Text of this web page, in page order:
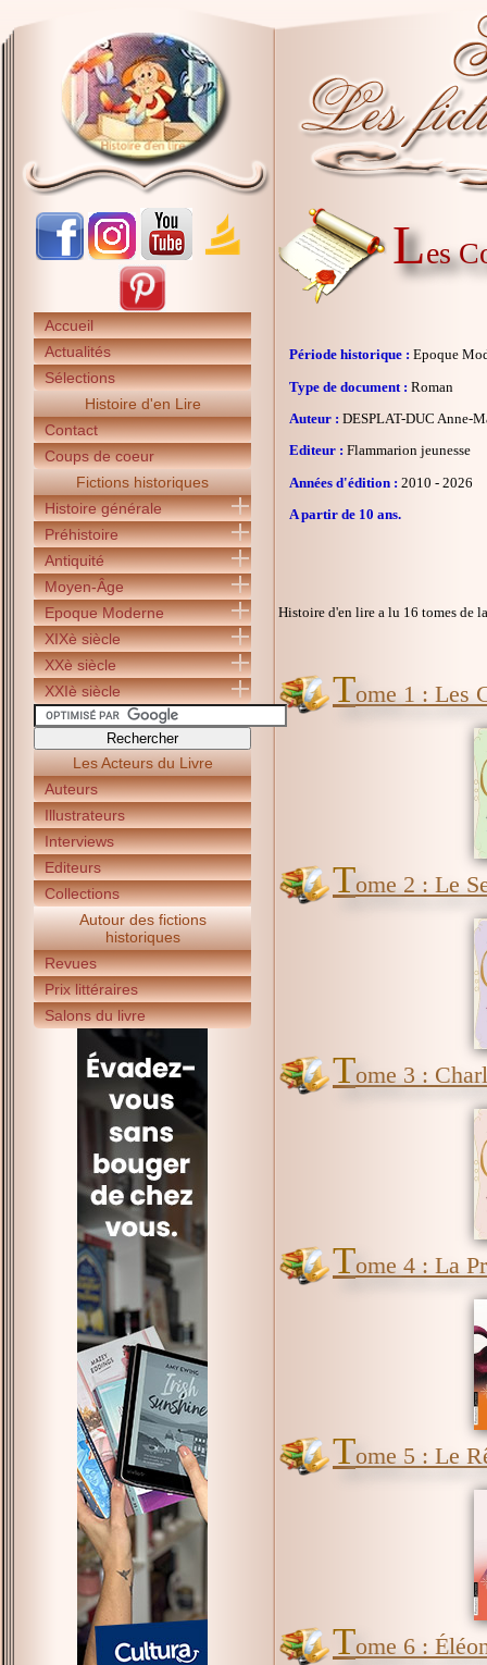
Accueil
Actualités
Sélections
Histoire d'en Lire
Contact
Coups de coeur
Fictions historiques
Histoire générale
Préhistoire
Antiquité
Moyen-Âge
Epoque Moderne
XIXè siècle
XXè siècle
XXIè siècle
Les Acteurs du Livre
Auteurs
Illustrateurs
Interviews
Editeurs
Collections
Autour des fictions
historiques
Revues
Prix littéraires
Salons du livre
Les
Période historique : Epoque
Type de document : Roman
Auteur : DESPLAT-DUC Anne-
Editeur : Flammarion jeunesse
Années d'édition : 2010 - 2026
A partir de 10 ans.
Histoire d'en lire a lu 16 tomes de
Tome 1 : Les
Tome 2 : Le
Tome 3 :
Tome 4 : La
Tome 5 : Le
Tome 6 :